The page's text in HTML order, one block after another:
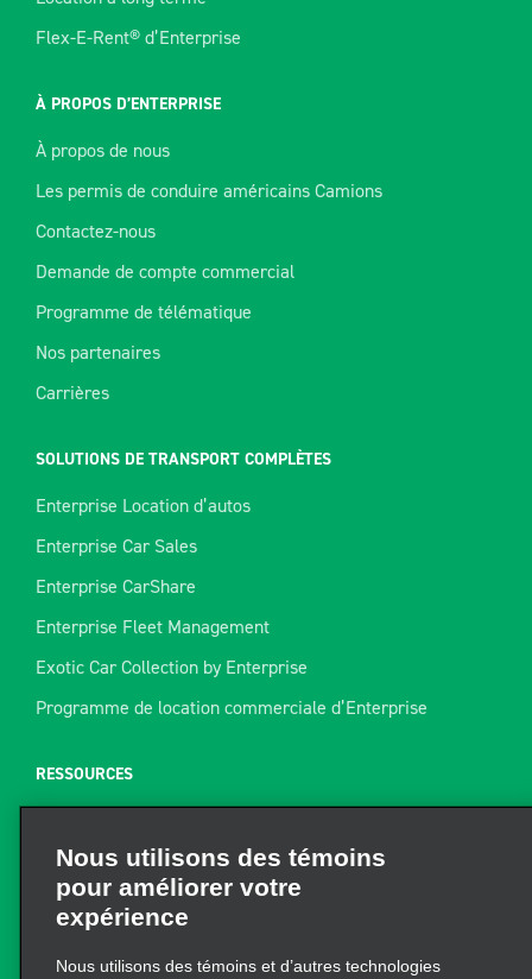
Flex-E-Rent® d’Enterprise
À PROPOS D’ENTERPRISE
À propos de nous
Les permis de conduire américains Camions
Contactez-nous
Demande de compte commercial
Programme de télématique
Nos partenaires
Carrières
SOLUTIONS DE TRANSPORT COMPLÈTES
Enterprise Location d’autos
Enterprise Car Sales
Enterprise CarShare
Enterprise Fleet Management
Exotic Car Collection by Enterprise
Programme de location commerciale d’Enterprise
RESSOURCES
Plan du site
Guide de remorquage
Nous utilisons des témoins
pour améliorer votre
expérience
Nous utilisons des témoins et d’autres technologies